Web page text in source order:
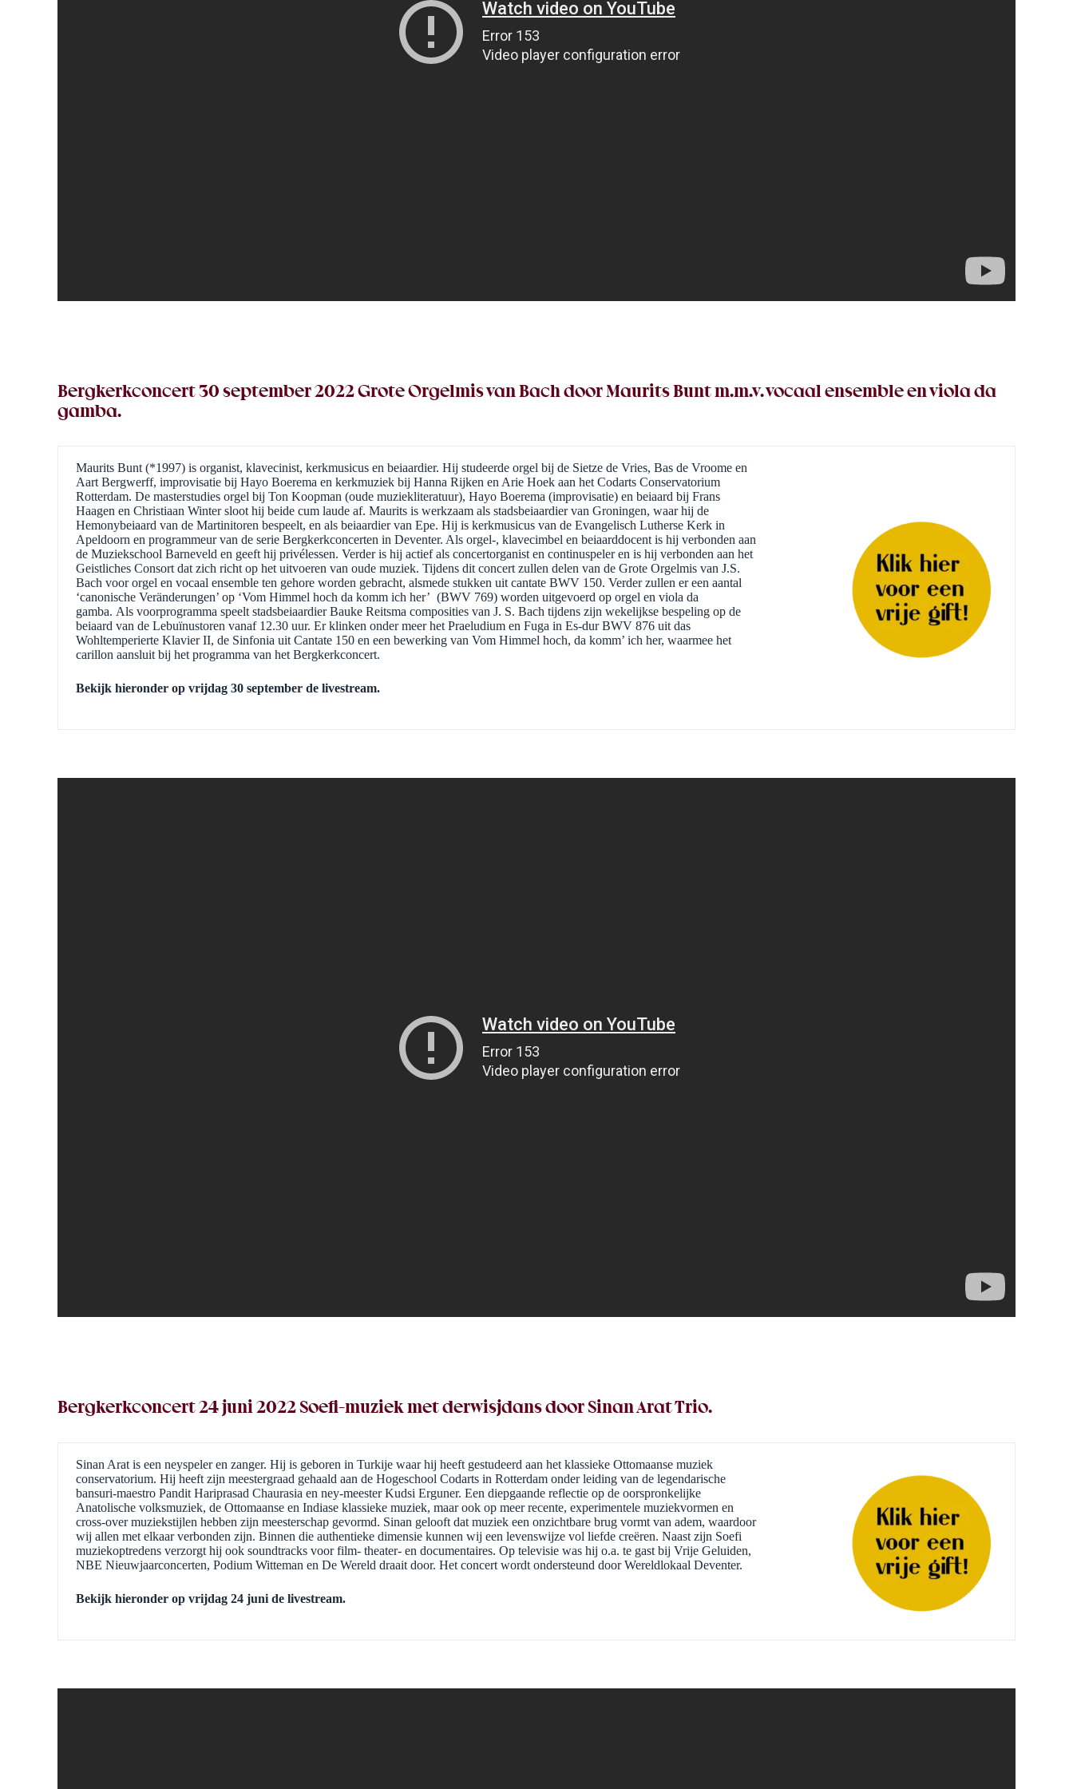
Bergkerkconcert 30 september 2022 Grote Orgelmis van Bach door Maurits Bunt m.m.v. vocaal ensemble en viola da
gamba.
Maurits Bunt (*1997) is organist, klavecinist, kerkmusicus en beiaardier. Hij studeerde orgel bij de Sietze de Vries, Bas de Vroome en
Aart Bergwerff, improvisatie bij Hayo Boerema en kerkmuziek bij Hanna Rijken en Arie Hoek aan het Codarts Conservatorium
Rotterdam. De masterstudies orgel bij Ton Koopman (oude muziekliteratuur), Hayo Boerema (improvisatie) en beiaard bij Frans
Haagen en Christiaan Winter sloot hij beide cum laude af. Maurits is werkzaam als stadsbeiaardier van Groningen, waar hij de
Hemonybeiaard van de Martinitoren bespeelt, en als beiaardier van Epe. Hij is kerkmusicus van de Evangelisch Lutherse Kerk in
Apeldoorn en programmeur van de serie Bergkerkconcerten in Deventer. Als orgel-, klavecimbel en beiaarddocent is hij verbonden aan
de Muziekschool Barneveld en geeft hij privélessen. Verder is hij actief als concertorganist en continuspeler en is hij verbonden aan het
Geistliches Consort dat zich richt op het uitvoeren van oude muziek. Tijdens dit concert zullen delen van de Grote Orgelmis van J.S.
Bach voor orgel en vocaal ensemble ten gehore worden gebracht, alsmede stukken uit cantate BWV 150. Verder zullen er een aantal
‘canonische Veränderungen’ op ‘Vom Himmel hoch da komm ich her’ (BWV 769) worden uitgevoerd op orgel en viola da
gamba. Als voorprogramma speelt stadsbeiaardier Bauke Reitsma composities van J. S. Bach tijdens zijn wekelijkse bespeling op de
beiaard van de Lebuïnustoren vanaf 12.30 uur. Er klinken onder meer het Praeludium en Fuga in Es-dur BWV 876 uit das
Wohltemperierte Klavier II, de Sinfonia uit Cantate 150 en een bewerking van Vom Himmel hoch, da komm’ ich her, waarmee het
carillon aansluit bij het programma van het Bergkerkconcert.
Bekijk hieronder op vrijdag 30 september de livestream.
Bergkerkconcert 24 juni 2022 Soefi-muziek met derwisjdans door Sinan Arat Trio.
Sinan Arat is een neyspeler en zanger. Hij is geboren in Turkije waar hij heeft gestudeerd aan het klassieke Ottomaanse muziek
conservatorium. Hij heeft zijn meestergraad gehaald aan de Hogeschool Codarts in Rotterdam onder leiding van de legendarische
bansuri-maestro Pandit Hariprasad Chaurasia en ney-meester Kudsi Erguner. Een diepgaande reflectie op de oorspronkelijke
Anatolische volksmuziek, de Ottomaanse en Indiase klassieke muziek, maar ook op meer recente, experimentele muziekvormen en
cross-over muziekstijlen hebben zijn meesterschap gevormd. Sinan gelooft dat muziek een onzichtbare brug vormt van adem, waardoor
wij allen met elkaar verbonden zijn. Binnen die authentieke dimensie kunnen wij een levenswijze vol liefde creëren. Naast zijn Soefi
muziekoptredens verzorgt hij ook soundtracks voor film- theater- en documentaires. Op televisie was hij o.a. te gast bij Vrije Geluiden,
NBE Nieuwjaarconcerten, Podium Witteman en De Wereld draait door. Het concert wordt ondersteund door Wereldlokaal Deventer.
Bekijk hieronder op vrijdag 24 juni de livestream.